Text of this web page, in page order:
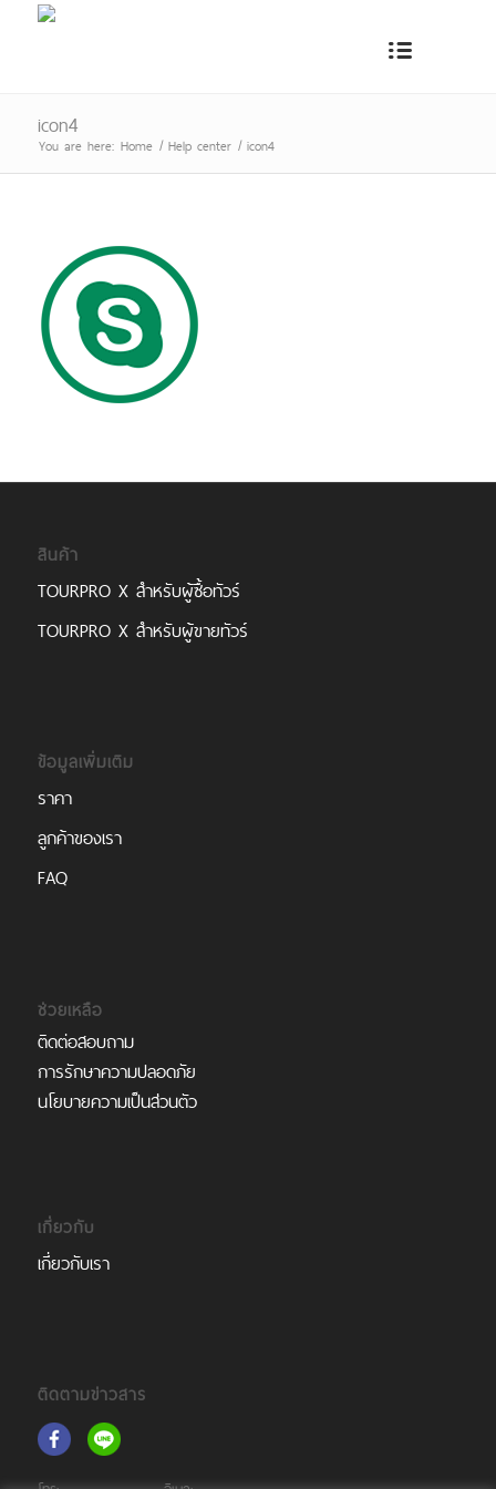
icon4
You are here: Home / Help center / icon4
สินค้า
TOURPRO X สำหรับผู้ซื้อทัวร์
TOURPRO X สำหรับผู้ขายทัวร์
ข้อมูลเพิ่มเติม
ราคา
ลูกค้าของเรา
FAQ
ช่วยเหลือ
ติดต่อสอบถาม
การรักษาความปลอดภัย
นโยบายความเป็นส่วนตัว
เกี่ยวกับ
เกี่ยวกับเรา
ติดตามข่าวสาร